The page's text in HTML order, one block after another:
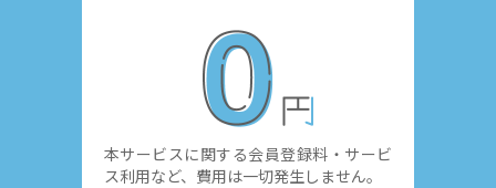
本サービスに関する会員登録料・サービ
ス利用など、費用は一切発生しません。